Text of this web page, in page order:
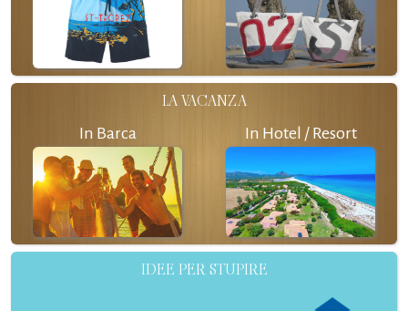
LA VACANZA
In Barca In Hotel / Resort
IDEE PER STUPIRE